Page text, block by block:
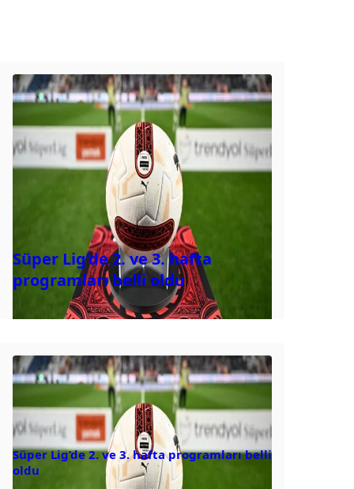
Süper Lig’de 2. ve 3. hafta
programları belli oldu
Süper Lig’de 2. ve 3. hafta programları belli
oldu